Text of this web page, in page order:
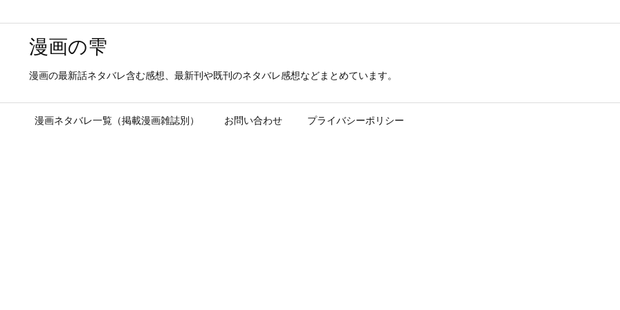
漫画の雫
漫画の最新話ネタバレ含む感想、最新刊や既刊のネタバレ感想などまとめています。
漫画ネタバレ一覧（掲載漫画雑誌別） お問い合わせ プライバシーポリシー